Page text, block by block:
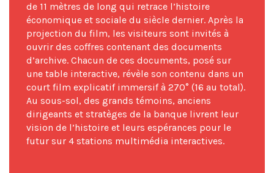
de 11 mètres de long qui retrace l’histoire
économique et sociale du siècle dernier. Après la
projection du film, les visiteurs sont invités à
ouvrir des coffres contenant des documents
d’archive. Chacun de ces documents, posé sur
une table interactive, révèle son contenu dans un
court film explicatif immersif à 270° (16 au total).
Au sous-sol, des grands témoins, anciens
dirigeants et stratèges de la banque livrent leur
vision de l’histoire et leurs espérances pour le
futur sur 4 stations multimédia interactives.